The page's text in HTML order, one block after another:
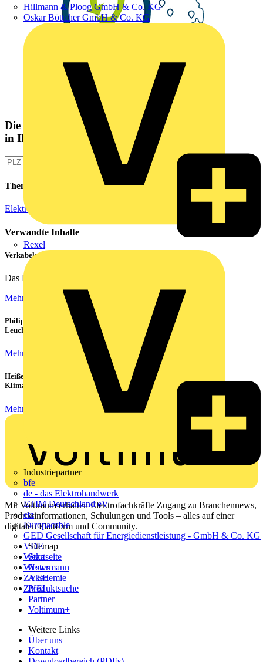
Hillmann & Ploog GmbH & Co. KG
Oskar Böttcher GmbH & Co. KG
Rexel
Industriepartner
bfe
de - das Elektrohandwerk
ETIM Deutschland eV
etz
Europacable
GED Gesellschaft für Energiedienstleistung - GmbH & Co. KG
VDE
Weka
Westermann
ZVEH
ZVEI
Die Altlampen Sammelstelle
in Ihrer Nähe
Themen
Elektroinstallation
Verwandte Inhalte
Verkabelung von Rechenzentren
Das Rechenzentrum ist das Herzstück eines jeden...
Mehr lesen
Philips CorePro LED-Röhren: Der preiswerte 1:1 Ersatz für
Leuchtstoffröhren
Mehr lesen
Heiße Sommer, kühle Köpfe: Verbraucher setzen immer mehr auf
Klimageräte und Ventilatoren
Mehr lesen
Mit Voltimum erhalten Elektrofachkräfte Zugang zu Branchennews,
Produktinformationen, Schulungen und Tools – alles auf einer
digitalen Plattform und Community.
Sitemap
Startseite
News
Akademie
Produktsuche
Partner
Voltimum+
Weitere Links
Über uns
Kontakt